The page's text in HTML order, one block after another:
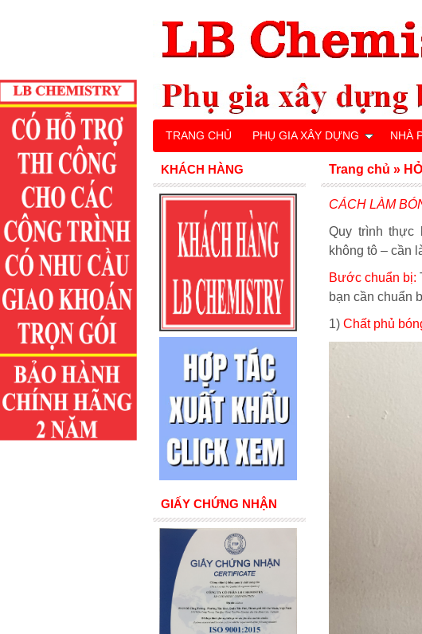
CÁCH LÀM
Quy trình thực
không tô – cần
Bước chuẩn bị:
bạn cần chuẩn
1)Chất phủ
Trang chủ »
KHÁCH HÀNG
GIẤY CHỨNG NHẬN
TRANG CHỦ PHỤ GIA XÂY DỰNG NHÀ